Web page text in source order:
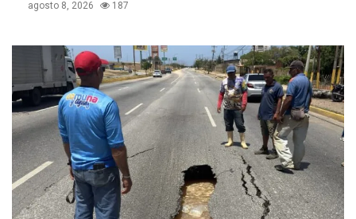
agosto 8, 2026 187